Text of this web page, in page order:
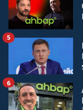
5
6